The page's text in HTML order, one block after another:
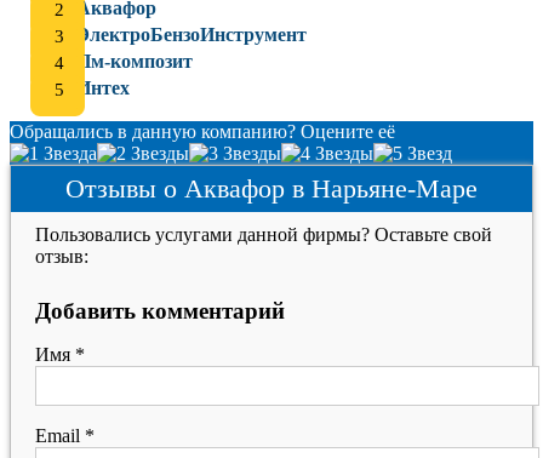
Аквафор
ЭлектроБензоИнструмент
Пм-композит
Интех
Обращались в данную компанию? Оцените её
Отзывы о Аквафор в Нарьяне-Маре
Пользовались услугами данной фирмы? Оставьте свой
отзыв:
Добавить комментарий
Имя *
Email *